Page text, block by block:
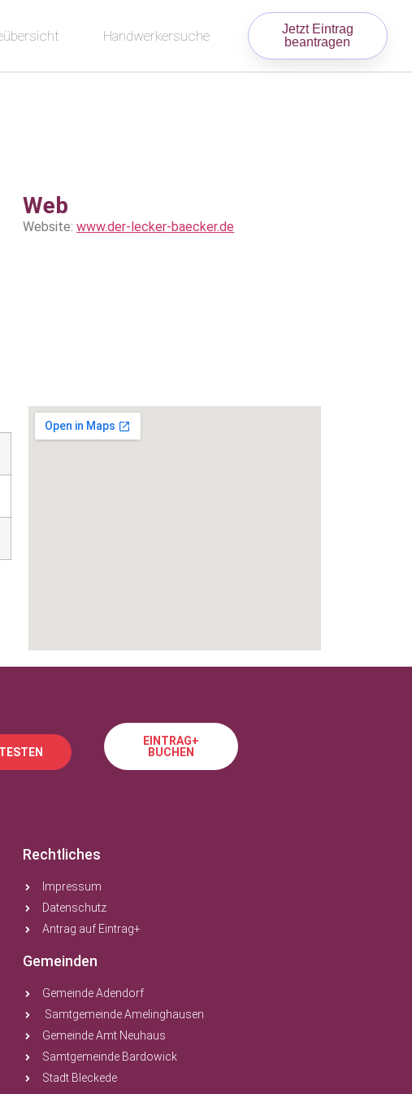
Handwerkersuche
Jetzt Eintrag
beantragen
Web
Website:www.der-lecker-baecker.de
EINTRAG+
BUCHEN
Rechtliches
Impressum
Datenschutz
Antrag auf Eintrag+
Gemeinden
Gemeinde Adendorf
Samtgemeinde Amelinghausen
Gemeinde Amt Neuhaus
Samtgemeinde Bardowick
Stadt Bleckede